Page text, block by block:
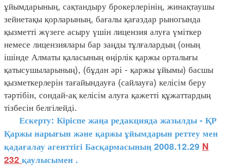
ұйымдарының, сақтандыру брокерлерінің, жинақтаушы
зейнетақы қорларының, бағалы қағаздар рыногында
қызметті жүзеге асыру үшін лицензия алуға үміткер
немесе лицензиялары бар заңды тұлғалардың (оның
ішінде Алматы қаласының өңірлік қаржы орталығы
қатысушыларының), (бұдан әрі - қаржы ұйымы) басшы
қызметкерлерін тағайындауға (сайлауға) келісім беру
тәртібін, сондай-ақ келісім алуға қажетті құжаттардың
тізбесін белгілейді.
Ескерту: Кіріспе жаңа редакцияда жазылды - ҚР
Қаржы нарығын және қаржы ұйымдарын реттеу мен
қадағалау агенттігі Басқармасының 2008.12.29 N
232 қаулысымен .